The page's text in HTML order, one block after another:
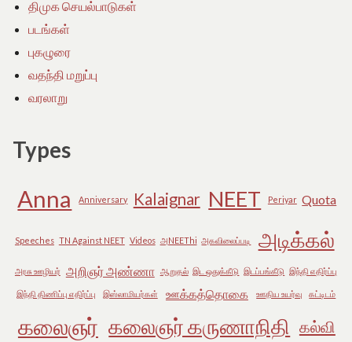
திமுக செயல்பாடுகள்
படங்கள்
புகழுரை
வதந்தி மறுப்பு
வரலாறு
Types
Anna Anniversary Kalaignar NEET Periyar Quota
Speeches TN Against NEET Videos அNEEThi அகவிலைப்படி அடிக்கல்
அரசு ஊழியர் அறிஞர் அண்ணா ஆறுதல் இட ஒதுக்கீடு இடப்பங்கீடு இந்தி எதிர்ப்பு
இந்தி திணிப்பு எதிர்ப்பு இஸ்லாமியர்கள் ஊக்கத்தொகை ஊதிய உயர்வு கட்டிடம்
கலைஞர் கலைஞர் கருணாநிதி கல்வி